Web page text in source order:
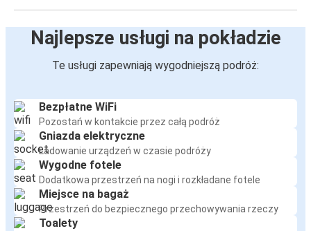
Najlepsze usługi na pokładzie
Te usługi zapewniają wygodniejszą podróż:
Bezpłatne WiFi
Pozostań w kontakcie przez całą podróż
Gniazda elektryczne
Ładowanie urządzeń w czasie podróży
Wygodne fotele
Dodatkowa przestrzeń na nogi i rozkładane fotele
Miejsce na bagaż
Przestrzeń do bezpiecznego przechowywania rzeczy
Toalety